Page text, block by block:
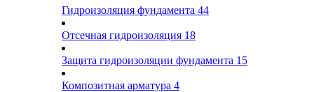
Гидроизоляция фундамента 44
Отсечная гидроизоляция 18
Защита гидроизоляции фундамента 15
Композитная арматура 4